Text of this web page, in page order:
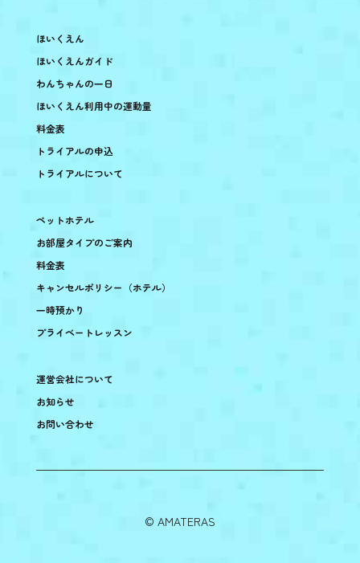
ほいくえん
ほいくえんガイド
わんちゃんの一日
ほいくえん利用中の運動量
料金表
トライアルの申込
トライアルについて
ペットホテル
お部屋タイプのご案内
料金表
キャンセルポリシー（ホテル）
一時預かり
プライベートレッスン
運営会社について
お知らせ
お問い合わせ
©︎ AMATERAS